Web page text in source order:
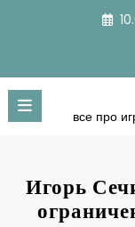
все про
Игорь